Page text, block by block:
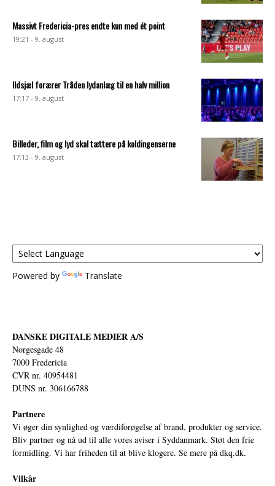
Massivt Fredericia-pres endte kun med ét point
19:21 - 9. august
Ildsjæl forærer Tråden lydanlæg til en halv million
17:17 - 9. august
Billeder, film og lyd skal tættere på koldingenserne
17:13 - 9. august
Powered by Translate
DANSKE DIGITALE MEDIER A/S
Norgesgade 48
7000 Fredericia
CVR nr. 40954481
DUNS nr. 306166788
Partnere
Vi øger din synlighed og værdiforøgelse af brand, produkter og service.
Bliv partner og nå ud til alle vores aviser i Syddanmark. Støt den frie
formidling. Vi har friheden til at blive klogere. Se mere på dkq.dk.
Vilkår